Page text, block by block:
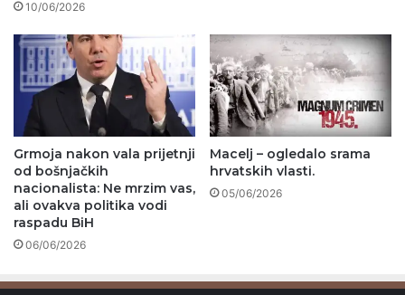
10/06/2026
Grmoja nakon vala prijetnji
od bošnjačkih
nacionalista: Ne mrzim vas,
ali ovakva politika vodi
raspadu BiH
06/06/2026
Macelj – ogledalo srama
hrvatskih vlasti.
05/06/2026